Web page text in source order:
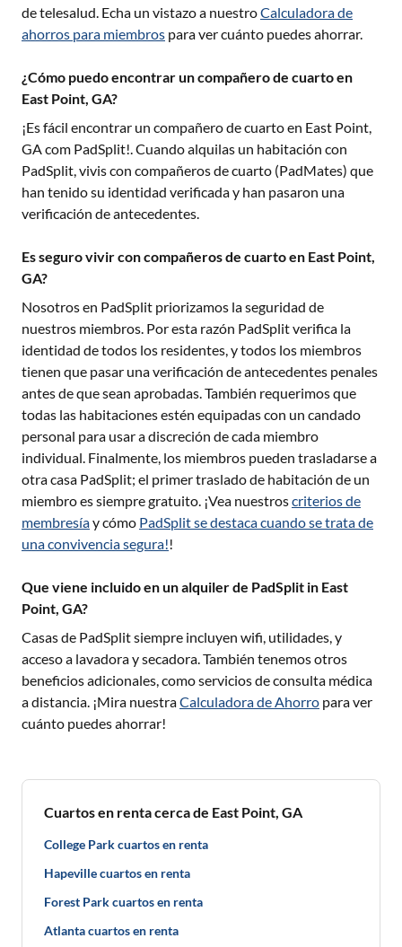
de telesalud. Echa un vistazo a nuestroCalculadora de
ahorros para miembros para ver cuánto puedes ahorrar.
¿Cómo puedo encontrar un compañero de cuarto en
East Point, GA?
¡Es fácil encontrar un compañero de cuarto en East Point,
GAcom PadSplit!. Cuando alquilas un habitación con
PadSplit, vivis con compañeros de cuarto (PadMates) que
han tenido su identidad verificada y han pasaron una
verificación de antecedentes.
Es seguro vivir con compañeros de cuarto en East Point,
GA?
Nosotros en PadSplit priorizamos la seguridad de
nuestros miembros. Por esta razón PadSplit verifica la
identidad de todos los residentes, y todos los miembros
tienen que pasar una verificación de antecedentes penales
antes de que sean aprobadas. También requerimos que
todas las habitaciones estén equipadas con un candado
personal para usar a discreción de cada miembro
individual. Finalmente, los miembros pueden trasladarse a
otra casa PadSplit; el primer traslado de habitación de un
miembro es siempre gratuito. ¡Vea nuestroscriterios de
membresíay cómo PadSplit se destaca cuando se trata de
una convivencia segura!!
Que viene incluido en un alquiler de PadSplit in East
Point, GA?
Casas de PadSplit siempre incluyen wifi, utilidades, y
acceso a lavadora y secadora. También tenemos otros
beneficios adicionales, como servicios de consulta médica
a distancia. ¡Mira nuestraCalculadora de Ahorro para ver
cuánto puedes ahorrar!
Cuartos en renta cerca de East Point, GA
College Park cuartos en renta
Hapeville cuartos en renta
Forest Park cuartos en renta
Atlanta cuartos en renta